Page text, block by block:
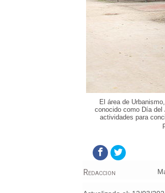
El área de
conocido como Día del
actividades para
Redaccion